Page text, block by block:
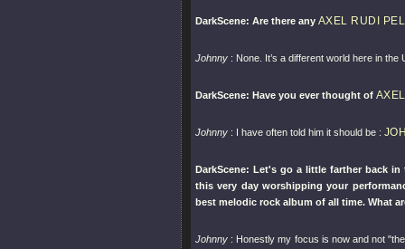
DarkScene: Are there any AXEL RUDI
Johnny : None. It’s a different world here in the
DarkScene: Have you ever thought of
Johnny : I have often told him it should be :
DarkScene: Let's go a little farther back
this very day worshipping your
best melodic rock album of all time. What
Johnny : Honestly my focus is now and not